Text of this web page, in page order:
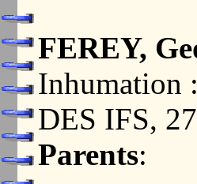
FEREY,
Inhumation
DES IFS,
Parents: